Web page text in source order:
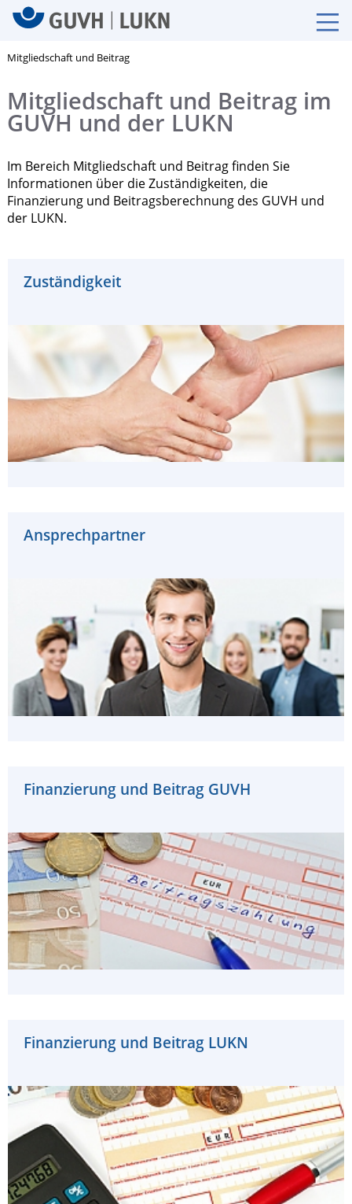
Mitgliedschaft und Beitrag
Mitgliedschaft und Beitrag im
GUVH und der LUKN
Im Bereich Mitgliedschaft und Beitrag finden Sie
Informationen über die Zuständigkeiten, die
Finanzierung und Beitragsberechnung des GUVH und
der LUKN.
Zuständigkeit
Ansprechpartner
Finanzierung und Beitrag GUVH
Finanzierung und Beitrag LUKN